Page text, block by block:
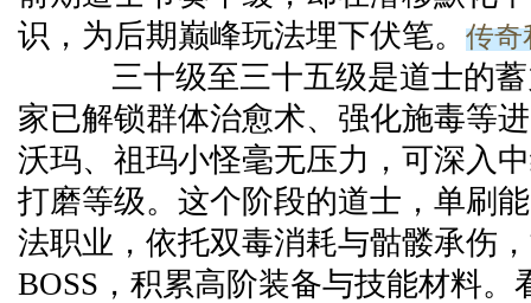
识，为后期巅峰玩法埋下伏笔。 传奇
三十级至三十五级是道士的蓄
家已解锁群体治愈术、强化施毒等
沃玛、祖玛小怪毫无压力，可深入
打磨等级。这个阶段的道士，单刷
法职业，依托双毒消耗与骷髅承伤
BOSS，积累高阶装备与技能材料。